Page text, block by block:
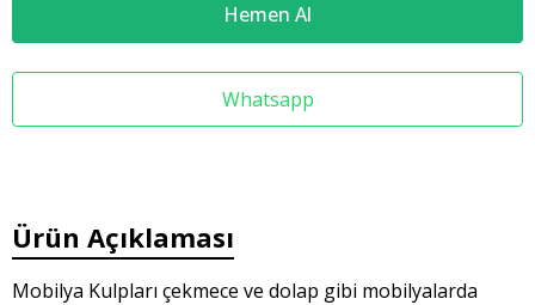
Hemen Al
Whatsapp
Ürün Açıklaması
Mobilya Kulpları çekmece ve dolap gibi mobilyalarda